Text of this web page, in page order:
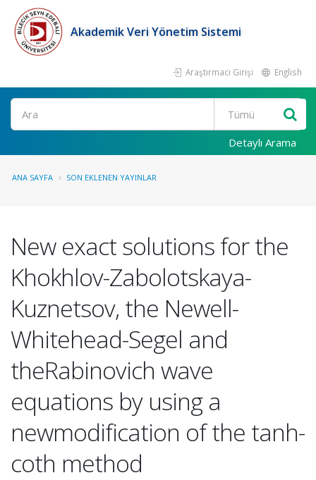
Akademik Veri Yönetim Sistemi
Araştırmacı Girişi English
Ara
Detaylı Arama
ANA SAYFA SON EKLENEN YAYINLAR
New exact solutions for the
Khokhlov-Zabolotskaya-
Kuznetsov, the Newell-
Whitehead-Segel and
theRabinovich wave
equations by using a
newmodification of the tanh-
coth method